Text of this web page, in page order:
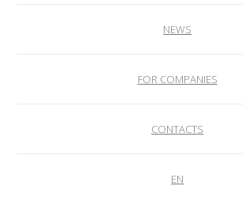
NEWS
FOR COMPANIES
CONTACTS
EN